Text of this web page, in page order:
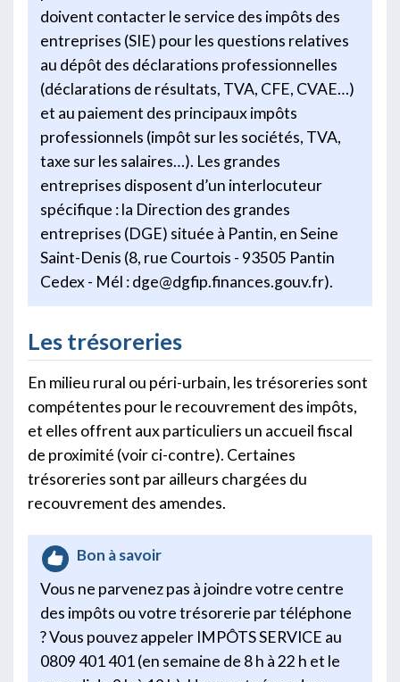
doivent contacter le service des impôts des
entreprises (SIE) pour les questions relatives
au dépôt des déclarations professionnelles
(déclarations de résultats, TVA, CFE, CVAE…)
et au paiement des principaux impôts
professionnels (impôt sur les sociétés, TVA,
taxe sur les salaires…). Les grandes
entreprises disposent d’un interlocuteur
spécifique : la Direction des grandes
entreprises (DGE) située à Pantin, en Seine
Saint-Denis (8, rue Courtois - 93505 Pantin
Cedex - Mél : dge@dgfip.finances.gouv.fr).
Les trésoreries
En milieu rural ou péri-urbain, les trésoreries sont
compétentes pour le recouvrement des impôts,
et elles offrent aux particuliers un accueil fiscal
de proximité (voir ci-contre). Certaines
trésoreries sont par ailleurs chargées du
recouvrement des amendes.
Bon à savoir
Vous ne parvenez pas à joindre votre centre
des impôts ou votre trésorerie par téléphone
? Vous pouvez appeler IMPÔTS SERVICE au
0809 401 401 (en semaine de 8 h à 22 h et le